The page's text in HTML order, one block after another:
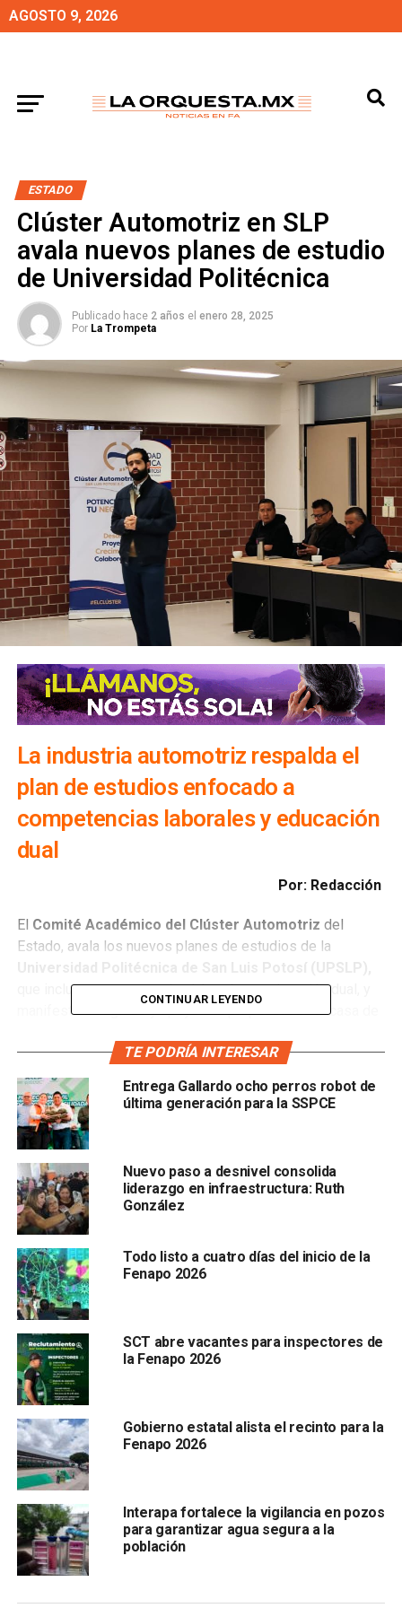
AGOSTO 9, 2026
ESTADO
Clúster Automotriz en SLP
avala nuevos planes de estudio
de Universidad Politécnica
Publicado hace 2 años el enero 28, 2025
Por La Trompeta
La industria automotriz respalda el
plan de estudios enfocado a
competencias laborales y educación
dual
Por: Redacción
El Comité Académico del Clúster Automotriz del
Estado, avala los nuevos planes de estudios de la
que incluyen competencias laborales y educación dual, y
manifestó su agrado y apoyo a la propuesta de la casa de
formación de profesionales en el sector automotriz.
Bajo la encomienda del Gobernador Ricardo Gallardo
Cardona, de acercar más apoyo a la formación de las y los
potosinos que permita responder al crecimiento
Néstor Eduardo Garza Álvarez, detalló que la
universidad impulsa planes para establecer el Comité de
Vinculación, mismo que está normado para su creación
desde 2008, pero nunca ha sido implementado, lo que
fortalecerá el vínculo con el sector empresarial.
El director de la empresaPEASA, José Valencia
el nuevo rumbo de la Universidad, tras cuestionar por qué
no lo había hecho la herencia maldita, lo que causó un
rezago académico de más de diez años; sin embargo,
también destacó que hoy el Gobierno del Estado trabaja en
seguir el ritmo que demanda el mercado económico y
laboral.
CONTINUAR LEYENDO
TE PODRÍA INTERESAR
Entrega Gallardo ocho perros robot de
última generación para la SSPCE
Nuevo paso a desnivel consolida
liderazgo en infraestructura: Ruth
González
Todo listo a cuatro días del inicio de la
Fenapo 2026
SCT abre vacantes para inspectores de
la Fenapo 2026
Gobierno estatal alista el recinto para la
Fenapo 2026
Interapa fortalece la vigilancia en pozos
para garantizar agua segura a la
población